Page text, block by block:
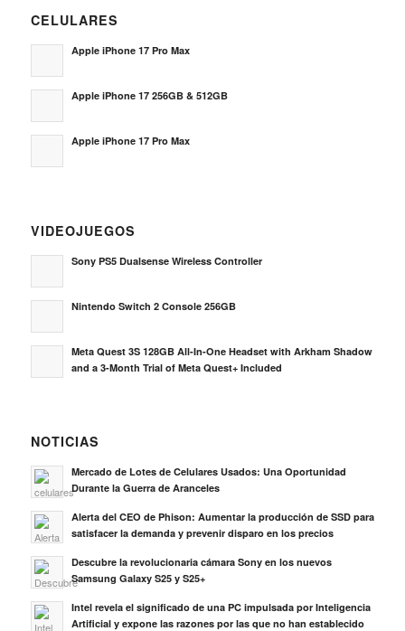
CELULARES
Apple iPhone 17 Pro Max
Apple iPhone 17 256GB & 512GB
Apple iPhone 17 Pro Max
VIDEOJUEGOS
Sony PS5 Dualsense Wireless Controller
Nintendo Switch 2 Console 256GB
Meta Quest 3S 128GB All-In-One Headset with Arkham Shadow
and a 3-Month Trial of Meta Quest+ Included
NOTICIAS
Mercado de Lotes de Celulares Usados: Una Oportunidad
Durante la Guerra de Aranceles
Alerta del CEO de Phison: Aumentar la producción de SSD para
satisfacer la demanda y prevenir disparo en los precios
Descubre la revolucionaria cámara Sony en los nuevos
Samsung Galaxy S25 y S25+
Intel revela el significado de una PC impulsada por Inteligencia
Artificial y expone las razones por las que no han establecido